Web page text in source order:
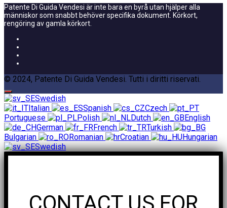
Patente Di Guida Vendesi är inte bara en byrå utan hjälper alla
människor som snabbt behöver specifika dokument. Körkort,
rengöring av gamla körkort.
© 2024, Patente Di Guida Vendesi. Tutti i diritti riservati.
Swedish
Italian
Spanish
Czech
Portuguese
Polish Dutch
English
German
French
Turkish
Bulgarian
Romanian Croatian
Hungarian
Swedish